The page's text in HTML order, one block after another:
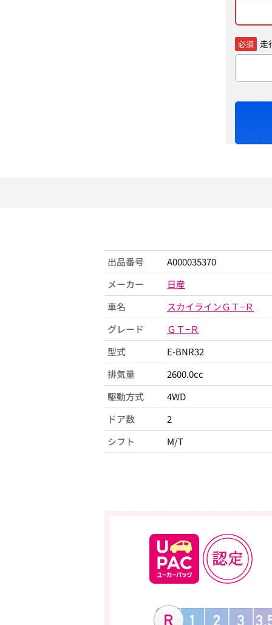
必須 走
出品番号
A000035370
メーカー
日産
車名
スカイラインＧＴ−Ｒ
グレード
ＧＴ−Ｒ
型式
E-BNR32
排気量
2600.0cc
駆動方式
4WD
ドア数
2
シフト
M/T